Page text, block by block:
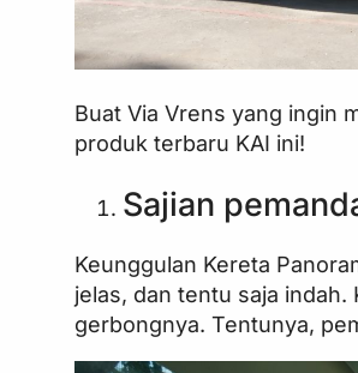
Buat Via Vrens yang ingin
produk terbaru KAI ini!
Sajian
Keunggulan Kereta
jelas, dan tentu saja
gerbongnya. Tentunya,